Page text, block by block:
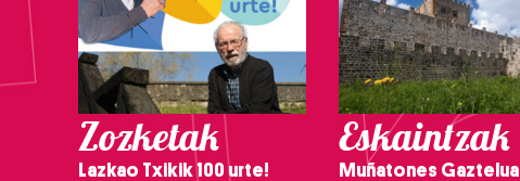
Zozketak
Lazkao Txikik 100 urte!
Eskaintzak
Muñatones Gaztelua